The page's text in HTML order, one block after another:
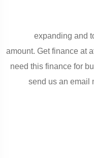
expanding and
amount. Get finance at
need this finance for
send us an email